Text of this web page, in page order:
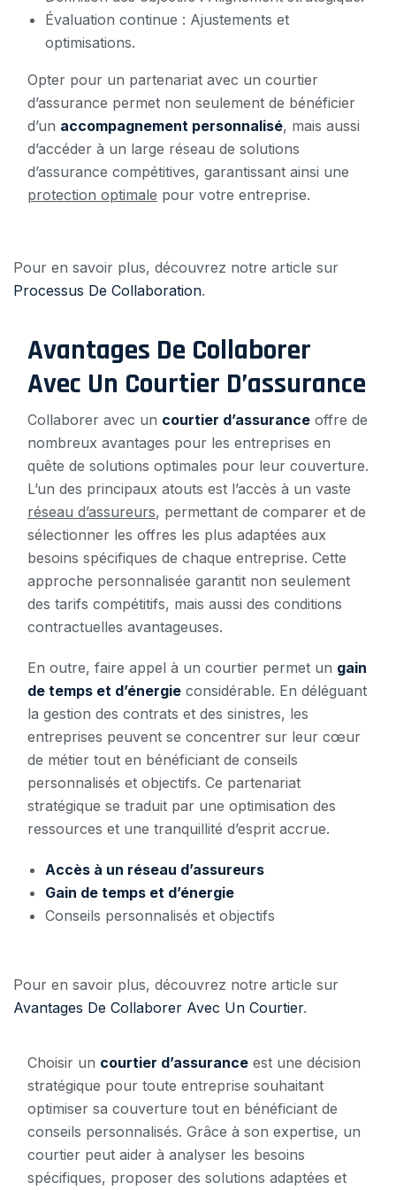
Évaluation continue : Ajustements et
optimisations.
Opter pour un partenariat avec un courtier
d’assurance permet non seulement de bénéficier
d’un accompagnement personnalisé, mais aussi
d’accéder à un large réseau de solutions
d’assurance compétitives, garantissant ainsi une
protection optimale pour votre entreprise.
Pour en savoir plus, découvrez notre article sur
Processus De Collaboration.
Avantages De Collaborer
Avec Un Courtier D’assurance
Collaborer avec un courtier d’assurance offre de
nombreux avantages pour les entreprises en
quête de solutions optimales pour leur couverture.
L’un des principaux atouts est l’accès à un vaste
réseau d’assureurs, permettant de comparer et de
sélectionner les offres les plus adaptées aux
besoins spécifiques de chaque entreprise. Cette
approche personnalisée garantit non seulement
des tarifs compétitifs, mais aussi des conditions
contractuelles avantageuses.
En outre, faire appel à un courtier permet un gain
de temps et d’énergie considérable. En déléguant
la gestion des contrats et des sinistres, les
entreprises peuvent se concentrer sur leur cœur
de métier tout en bénéficiant de conseils
personnalisés et objectifs. Ce partenariat
stratégique se traduit par une optimisation des
ressources et une tranquillité d’esprit accrue.
Accès à un réseau d’assureurs
Gain de temps et d’énergie
Conseils personnalisés et objectifs
Pour en savoir plus, découvrez notre article sur
Avantages De Collaborer Avec Un Courtier.
Choisir un courtier d’assurance est une décision
stratégique pour toute entreprise souhaitant
optimiser sa couverture tout en bénéficiant de
conseils personnalisés. Grâce à son expertise, un
courtier peut aider à analyser les besoins
spécifiques, proposer des solutions adaptées et